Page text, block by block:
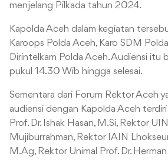
menjelang Pilkada tahun 2024.
Kapolda Aceh dalam kegiatan
Karoops Polda Aceh, Karo SDM
Dirintelkam Polda Aceh. Audiensi itu
pukul 14.30 Wib hingga selesai.
Sementara dari Forum Rektor Aceh
audiensi dengan Kapolda Aceh
Prof. Dr. Ishak Hasan, M.Si, Rektor
Mujiburrahman, Rektor IAIN
M.Ag, Rektor Unimal Prof. Dr.